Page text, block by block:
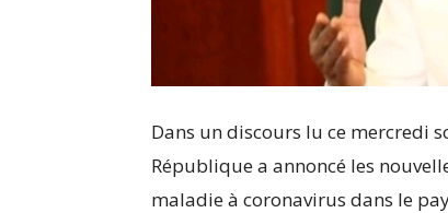
Dans un discours lu ce mercredi
République a annoncé les
maladie à coronavirus dans le